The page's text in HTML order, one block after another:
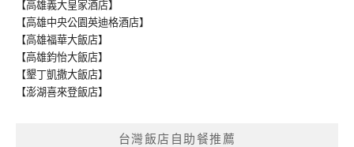
【高雄義大皇家酒店】
【高雄中央公園英迪格酒店】
【高雄福華大飯店】
【高雄鈞怡大飯店】
【墾丁凱撒大飯店】
【澎湖喜來登飯店】
台灣飯店自助餐推薦